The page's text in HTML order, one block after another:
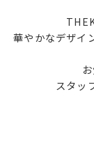
華やかなデザイ
スタッ